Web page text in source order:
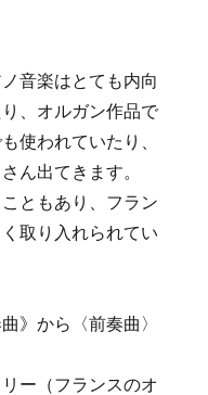
音楽はとても内向
、オルガン作品で
使われていたり、
ん出てきます。
ともあり、フラン
取り入れられてい
》から〈前奏曲〉
ー（フランスのオ